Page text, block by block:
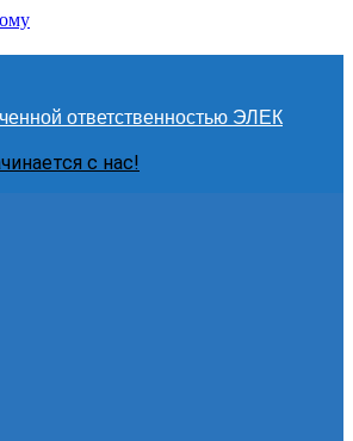
ответственностью ЭЛЕК
с нас!